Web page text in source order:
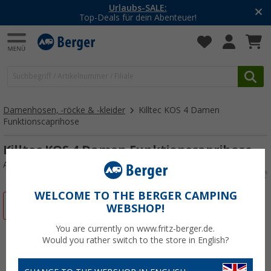
Urlaubs-SALE:
Top-Deals für dein Abenteuer!
Damenhosen, -röcke & -kleider
Killtec KOS 4 Damen
Funktionscaprihose
Killtec KOS 4 Damen Funktionscaprihose
Art.-Nr.: 13781938
WELCOME TO THE BERGER CAMPING
WEBSHOP!
You are currently on www.fritz-berger.de.
Would you rather switch to the store in English?